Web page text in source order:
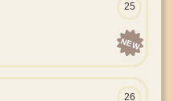
25
NEW
26